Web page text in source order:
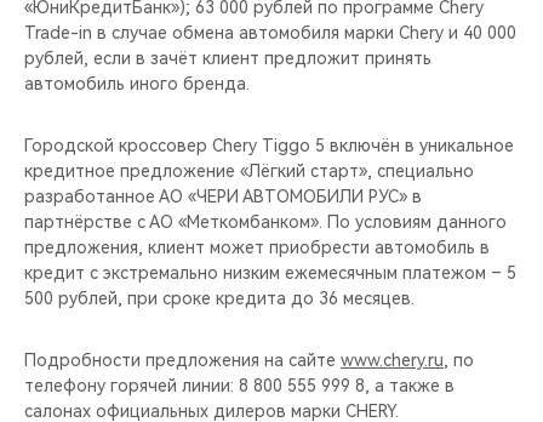
«ЮниКредитБанк»); 63 000 рублей по программе Chery
Trade-in в случае обмена автомобиля марки Chery и 40 000
рублей, если в зачёт клиент предложит принять
автомобиль иного бренда.
Городской кроссовер Chery Tiggo 5 включён в уникальное
кредитное предложение «Лёгкий старт», специально
разработанное АО «ЧЕРИ АВТОМОБИЛИ РУС» в
партнёрстве с АО «Меткомбанком». По условиям данного
предложения, клиент может приобрести автомобиль в
кредит с экстремально низким ежемесячным платежом – 5
500 рублей, при сроке кредита до 36 месяцев.
Подробности предложения на сайте www.chery.ru , по
телефону горячей линии: 8 800 555 999 8, а также в
салонах официальных дилеров марки CHERY.